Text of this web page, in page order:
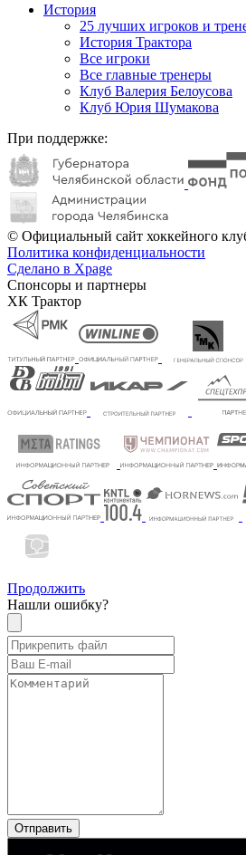
История
25 лучших игроков и
История Трактора
Все игроки
Все главные тренеры
Клуб Валерия Белоусова
Клуб Юрия Шумакова
При поддержке:
© Официальный сайт хоккейного
Политика конфиденциальности
Сделано в Xpage
Спонсоры и партнеры
ХК Трактор
Продолжить
Нашли ошибку?